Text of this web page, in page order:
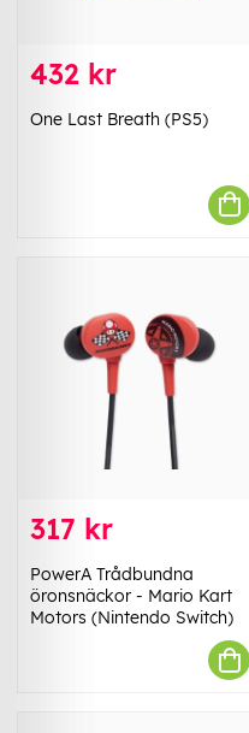
432 kr
One Last Breath (PS5)
317 kr
PowerA Trådbundna
öronsnäckor - Mario Kart
Motors (Nintendo Switch)